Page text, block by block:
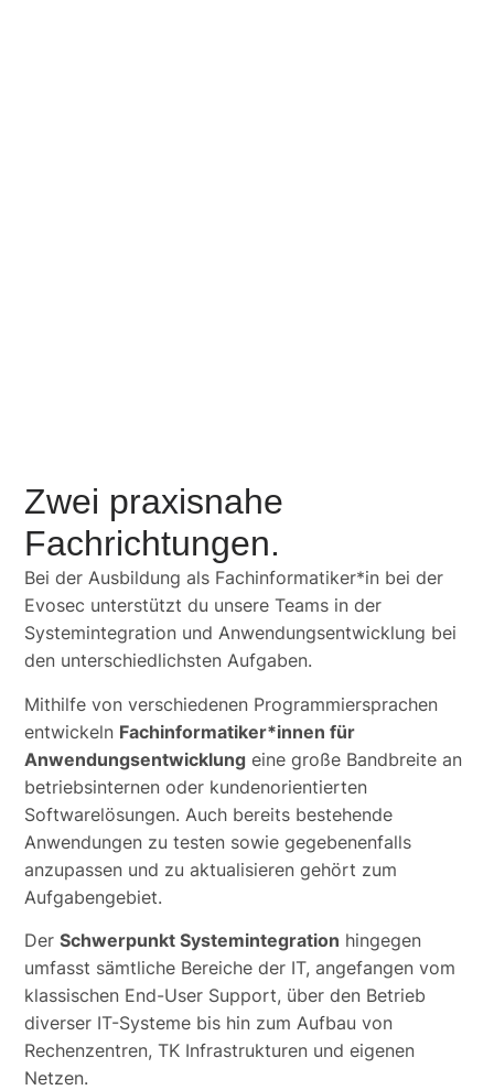
Zwei praxisnahe
Fachrichtungen.
Bei der Ausbildung als Fachinformatiker*in bei der
Evosec unterstützt du unsere Teams in der
Systemintegration und Anwendungsentwicklung bei
den unterschiedlichsten Aufgaben.
Mithilfe von verschiedenen Programmiersprachen
entwickeln Fachinformatiker*innen für
Anwendungsentwicklung eine große Bandbreite an
betriebsinternen oder kundenorientierten
Softwarelösungen. Auch bereits bestehende
Anwendungen zu testen sowie gegebenenfalls
anzupassen und zu aktualisieren gehört zum
Aufgabengebiet.
DerSchwerpunkt Systemintegration hingegen
umfasst sämtliche Bereiche der IT, angefangen vom
klassischen End-User Support, über den Betrieb
diverser IT-Systeme bis hin zum Aufbau von
Rechenzentren, TK Infrastrukturen und eigenen
Netzen.